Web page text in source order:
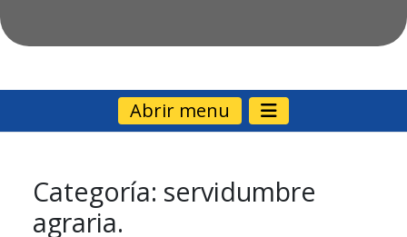
Abrir menu
Categoría: servidumbre
agraria.